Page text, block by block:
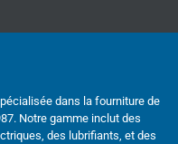
dans la fourniture de
Notre gamme inclut des
des lubrifiants, et des